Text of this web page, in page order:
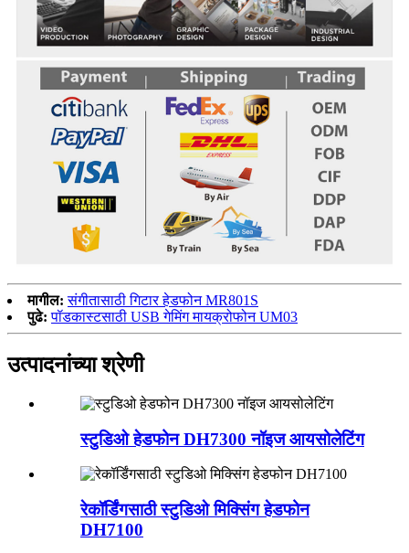
मागील: संगीतासाठी गिटार हेडफोन MR801S
पुढे: पॉडकास्टसाठी USB गेमिंग मायक्रोफोन UM03
उत्पादनांच्या श्रेणी
स्टुडिओ हेडफोन DH7300 नॉइज आयसोलेटिंग
रेकॉर्डिंगसाठी स्टुडिओ मिक्सिंग हेडफोन
DH7100